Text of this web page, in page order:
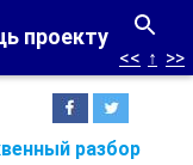
проекту
разбор
<< ↑ >>